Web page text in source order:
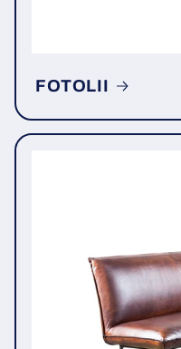
FOTOLII